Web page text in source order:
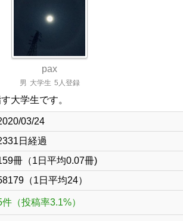
pax
男 大学生 5人登録
大学生です。
03/24
日経過
冊（1日平均0.07冊)
（1日平均24）
件（投稿率3.1%）